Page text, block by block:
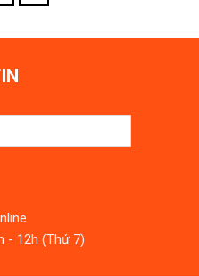
- 12h (Thứ 7)